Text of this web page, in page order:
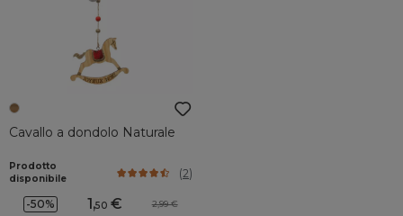
Cavallo a dondolo Naturale
Prodotto
disponibile
(2)
-50% 1 ,50 2,99